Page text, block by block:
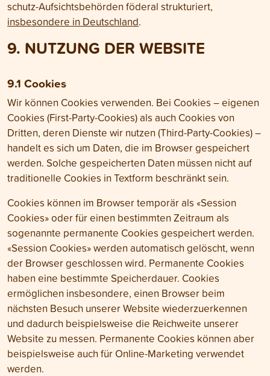
schutz-Auf­sichts­behörden föderal strukturiert,
insbesondere in Deutsch­land.
9. NUTZUNG DER WEBSITE
9.1 Cookies
Wir können Cookies verwenden. Bei Cookies – eigenen
Cookies (First-Party-Cookies) als auch Cookies von
Dritten, deren Dienste wir nutzen (Third-Party-Cookies) –
handelt es sich um Daten, die im Browser gespeichert
werden. Solche gespeicherten Daten müssen nicht auf
traditionelle Cookies in Textform beschränkt sein.
Cookies können im Browser temporär als «Session
Cookies» oder für einen bestimmten Zeitraum als
sogenannte permanente Cookies gespeichert werden.
«Session Cookies» werden automatisch gelöscht, wenn
der Browser geschlossen wird. Permanente Cookies
haben eine bestimmte Speicher­dauer. Cookies
ermöglichen insbesondere, einen Browser beim
nächsten Besuch unserer Website wiederzuerkennen
und dadurch beispielsweise die Reich­weite unserer
Website zu messen. Permanente Cookies können aber
beispiels­weise auch für Online-Marketing verwendet
werden.